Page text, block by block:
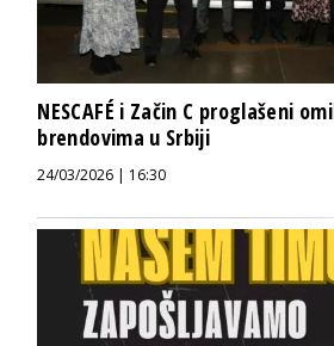
NESCAFÉ i Začin C proglašeni
brendovima u Srbiji
24/03/2026 | 16:30